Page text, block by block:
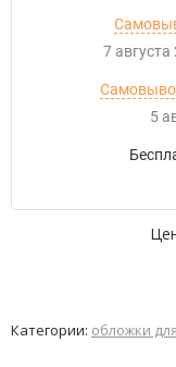
7 августа
5
Категории: обложки